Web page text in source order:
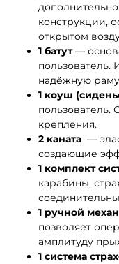
конструкции,
открытом
1 батут—
пользователь.
надёжную
1 коуш
пользователь.
крепления.
2 каната —
создающие
1 комплект
карабины,
1 ручной
позволяет
амплитуду
1 система